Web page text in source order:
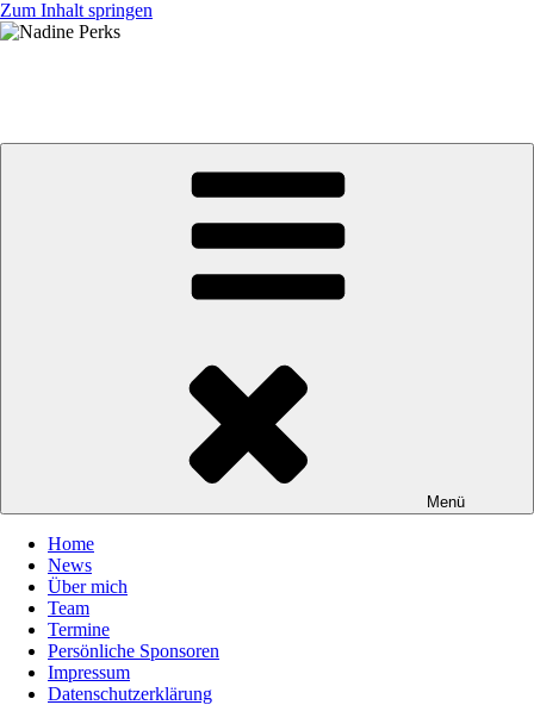
Zum Inhalt springen
Menü
Home
News
Über mich
Team
Termine
Persönliche Sponsoren
Impressum
Datenschutzerklärung